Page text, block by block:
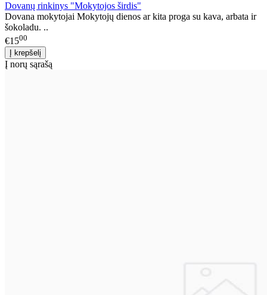
Dovanų rinkinys "Mokytojos širdis"
Dovana mokytojai Mokytojų dienos ar kita proga su kava, arbata ir
šokoladu. ..
€1500
Į norų sąrašą